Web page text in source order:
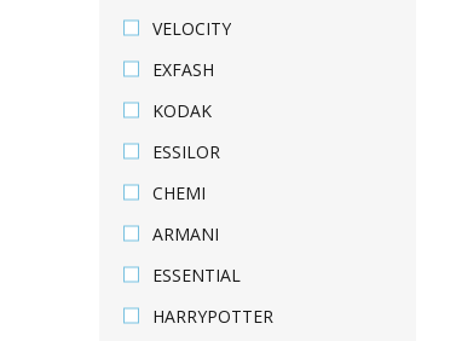
VELOCITY
EXFASH
KODAK
ESSILOR
CHEMI
ARMANI
ESSENTIAL
HARRYPOTTER